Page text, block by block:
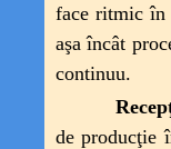
face ritmic în
aşa încât
continuu.
de producţie